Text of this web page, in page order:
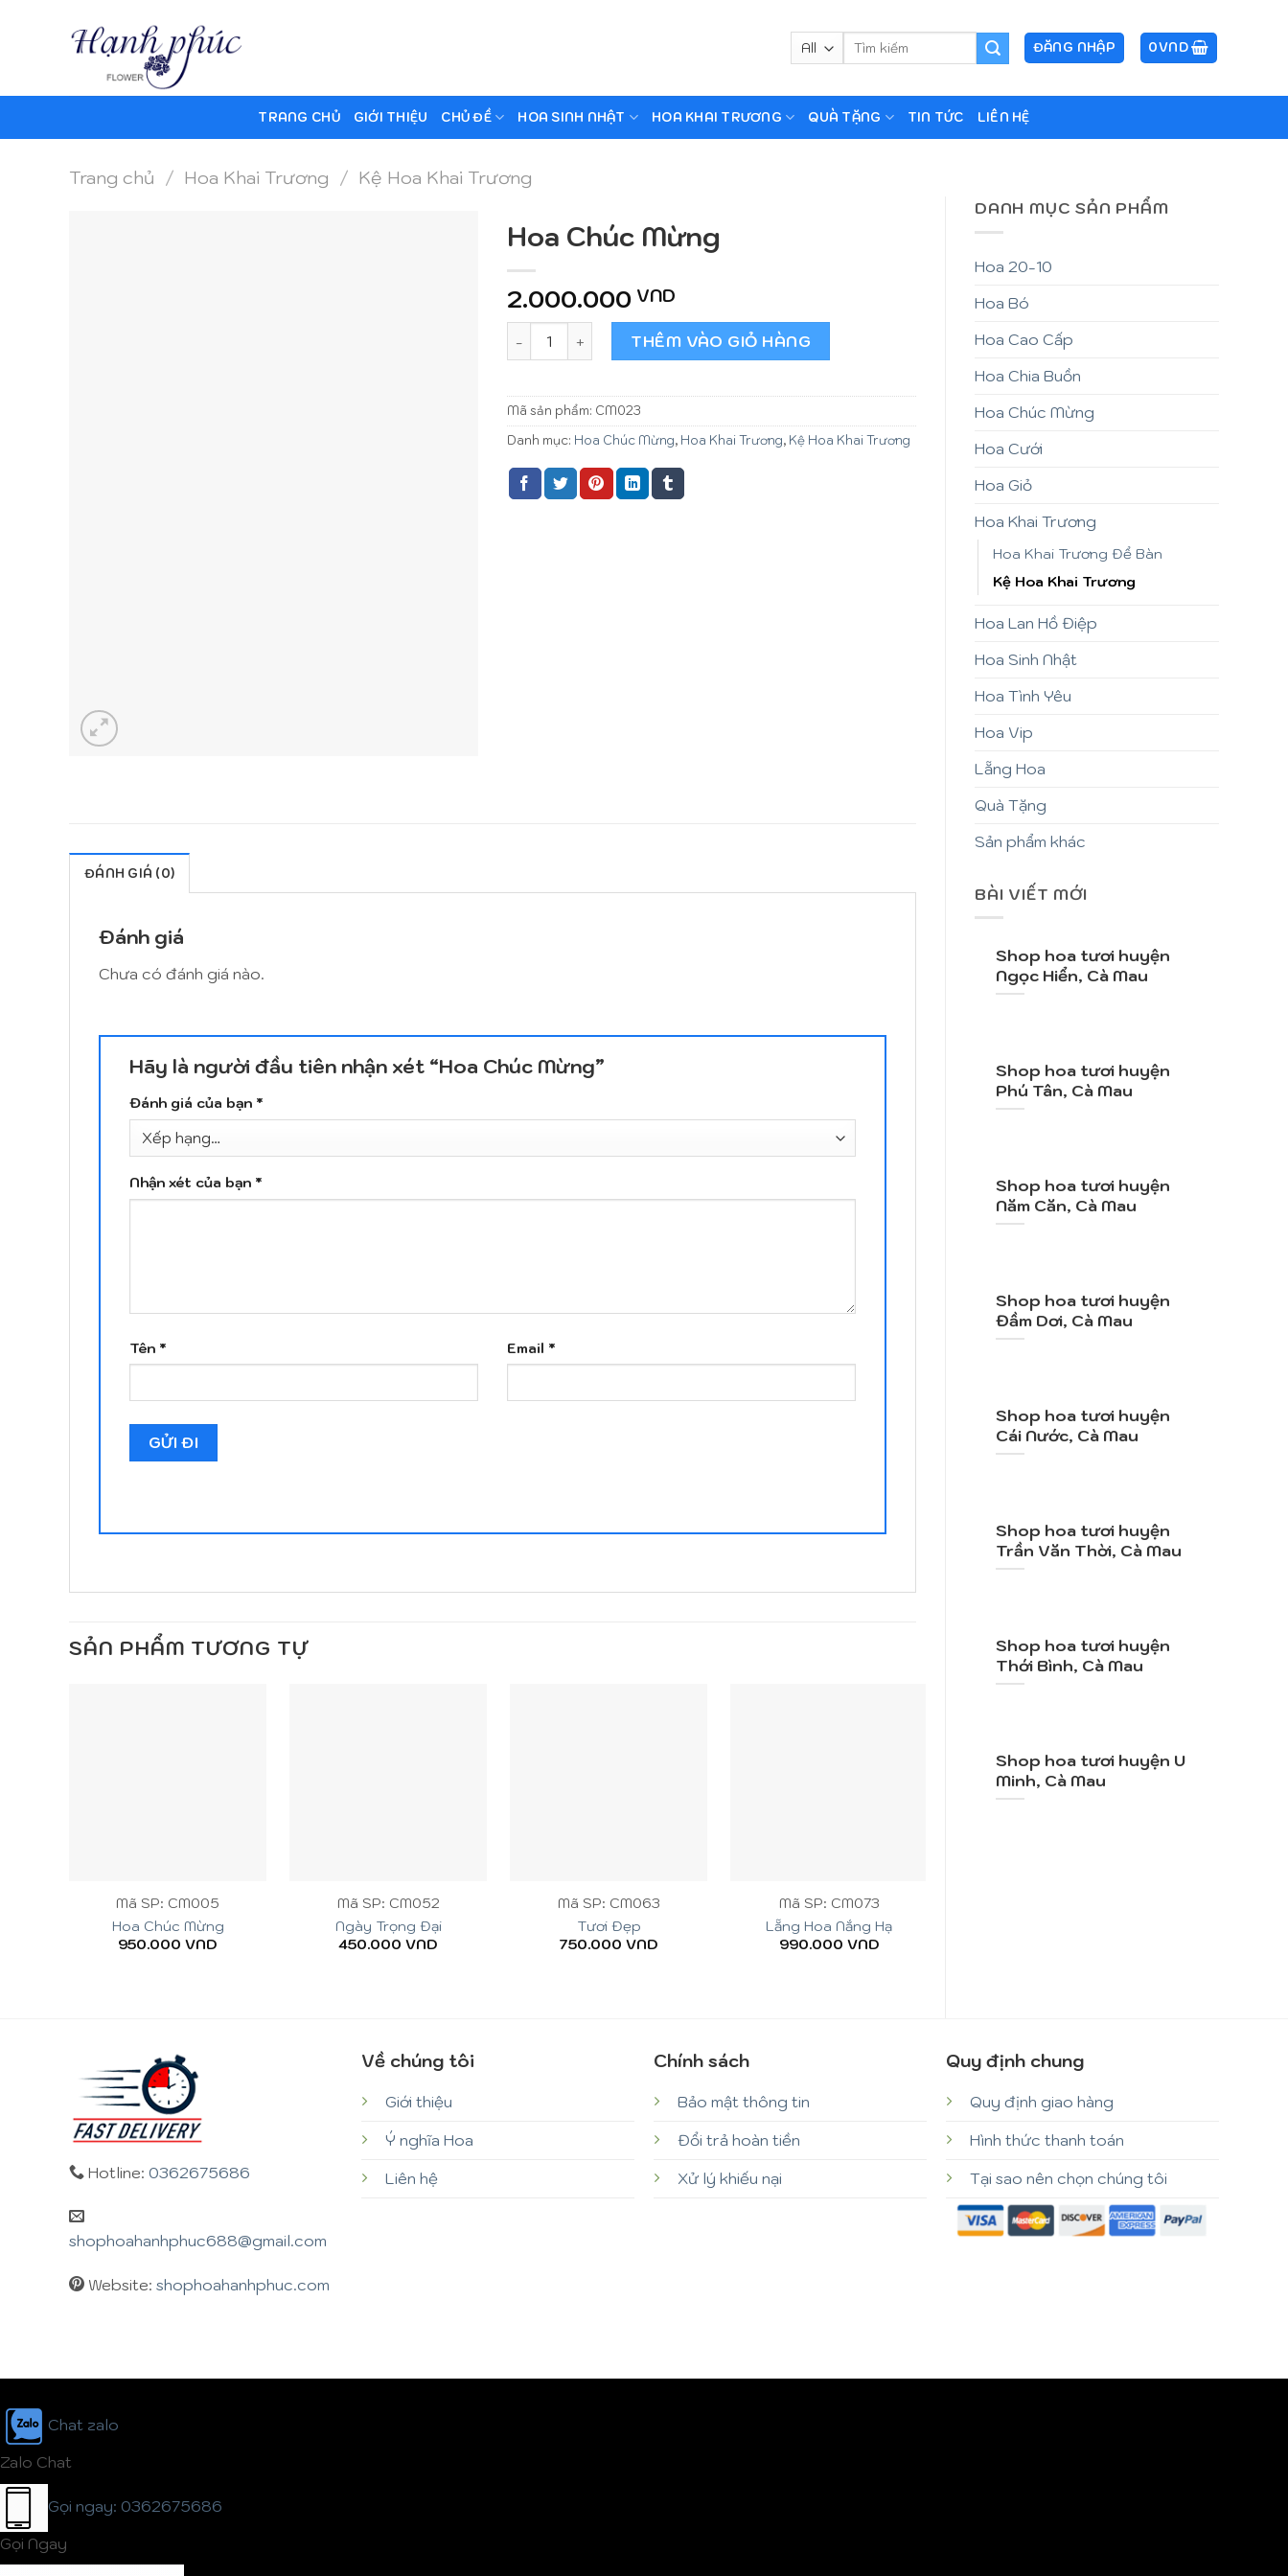
Tìm
kiếm:
ĐĂNG NHẬP 0VND
TRANG CHỦ GIỚI THIỆU CHỦ ĐỀ HOA SINH NHẬT HOA KHAI TRƯƠNG QUÀ TẶNG TIN TỨC LIÊN HỆ
Trang chủ / Hoa Khai Trương / Kệ Hoa Khai Trương
DANH MỤC SẢN PHẨM
Hoa 20-10
Hoa Bó
Hoa Cao Cấp
Hoa Chia Buồn
Hoa Chúc Mừng
Hoa Cưới
Hoa Giỏ
Hoa Khai Trương
Hoa Khai Trương Để Bàn
Kệ Hoa Khai Trương
Hoa Lan Hồ Điệp
Hoa Sinh Nhật
Hoa Tình Yêu
Hoa Vip
Lẵng Hoa
Quà Tặng
Sản phẩm khác
BÀI VIẾT MỚI
Shop hoa tươi huyện
Ngọc Hiển, Cà Mau
Shop hoa tươi huyện
Phú Tân, Cà Mau
Shop hoa tươi huyện
Năm Căn, Cà Mau
Shop hoa tươi huyện
Đầm Dơi, Cà Mau
Shop hoa tươi huyện
Cái Nước, Cà Mau
Shop hoa tươi huyện
Trần Văn Thời, Cà Mau
Shop hoa tươi huyện
Thới Bình, Cà Mau
Shop hoa tươi huyện U
Minh, Cà Mau
Hoa Chúc Mừng
2.000.000 VND
Hoa Chúc Mừng số lượngTHÊM VÀO GIỎ HÀNG
Mã sản phẩm: CM023
Danh mục: Hoa Chúc Mừng, Hoa Khai Trương, Kệ Hoa Khai Trương
ĐÁNH GIÁ (0)
Đánh giá
Chưa có đánh giá nào.
Hãy là người đầu tiên nhận xét “Hoa Chúc Mừng”
Đánh giá của bạn *
Nhận xét của bạn *
Tên * Email *
SẢN PHẨM TƯƠNG TỰ
Mã SP: CM005
Hoa Chúc Mừng
950.000 VND
Mã SP: CM052
Ngày Trọng Đại
450.000 VND
Mã SP: CM063
Tươi Đẹp
750.000 VND
Mã SP: CM073
Lẵng Hoa Nắng Hạ
990.000 VND
Hotline: 0362675686
shophoahanhphuc688@gmail.com
Website: shophoahanhphuc.com
Về chúng tôi
Giới thiệu
Ý nghĩa Hoa
Liên hệ
Chính sách
Bảo mật thông tin
Đổi trả hoàn tiền
Xử lý khiếu nại
Quy định chung
Quy định giao hàng
Hình thức thanh toán
Tại sao nên chọn chúng tôi
Chat zalo
Zalo Chat
Gọi ngay: 0362675686
Gọi Ngay